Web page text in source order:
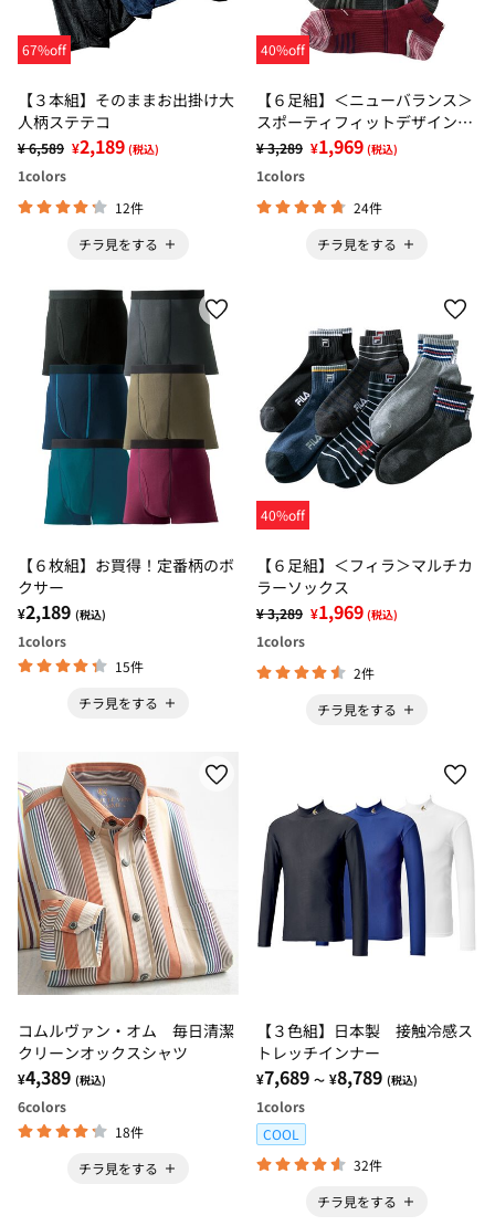
67%off
【３本組】そのままお出掛け大
人柄ステテコ
¥ 6,589 ¥2,189 (税込)
1colors
12件
チラ見をする
40%off
【６足組】＜ニューバランス＞
スポーティフィットデザインソ
ックス
¥ 3,289 ¥1,969 (税込)
1colors
24件
チラ見をする
【６枚組】お買得！定番柄のボ
クサー
¥2,189 (税込)
1colors
15件
チラ見をする
40%off
【６足組】＜フィラ＞マルチカ
ラーソックス
¥ 3,289 ¥1,969 (税込)
1colors
2件
チラ見をする
コムルヴァン・オム 毎日清潔
クリーンオックスシャツ
¥4,389 (税込)
6colors
18件
チラ見をする
【３色組】日本製 接触冷感ス
トレッチインナー
¥7,689 ～ ¥8,789 (税込)
1colors
COOL
32件
チラ見をする